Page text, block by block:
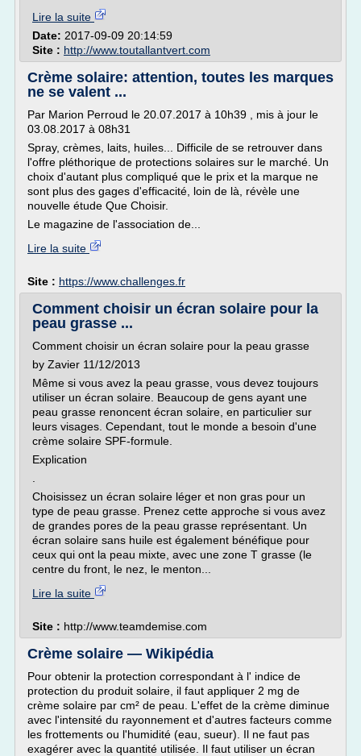
Lire la suite
Date: 2017-09-09 20:14:59
Site : http://www.toutallantvert.com
Crème solaire: attention, toutes les marques
ne se valent ...
Par Marion Perroud le 20.07.2017 à 10h39 , mis à jour le
03.08.2017 à 08h31
Spray, crèmes, laits, huiles... Difficile de se retrouver dans
l'offre pléthorique de protections solaires sur le marché. Un
choix d'autant plus compliqué que le prix et la marque ne
sont plus des gages d'efficacité, loin de là, révèle une
nouvelle étude Que Choisir.
Le magazine de l'association de...
Lire la suite
Site : https://www.challenges.fr
Comment choisir un écran solaire pour la
peau grasse ...
Comment choisir un écran solaire pour la peau grasse
by Zavier 11/12/2013
Même si vous avez la peau grasse, vous devez toujours
utiliser un écran solaire. Beaucoup de gens ayant une
peau grasse renoncent écran solaire, en particulier sur
leurs visages. Cependant, tout le monde a besoin d'une
crème solaire SPF-formule.
Explication
Choisissez un écran solaire léger et non gras pour un
type de peau grasse. Prenez cette approche si vous avez
de grandes pores de la peau grasse représentant. Un
écran solaire sans huile est également bénéfique pour
ceux qui ont la peau mixte, avec une zone T grasse (le
centre du front, le nez, le menton...
Lire la suite
Site : http://www.teamdemise.com
Crème solaire — Wikipédia
Pour obtenir la protection correspondant à l' indice de
protection du produit solaire, il faut appliquer 2 mg de
crème solaire par cm² de peau. L'effet de la crème diminue
avec l'intensité du rayonnement et d'autres facteurs comme
les frottements ou l'humidité (eau, sueur). Il ne faut pas
exagérer avec la quantité utilisée. Il faut utiliser un écran